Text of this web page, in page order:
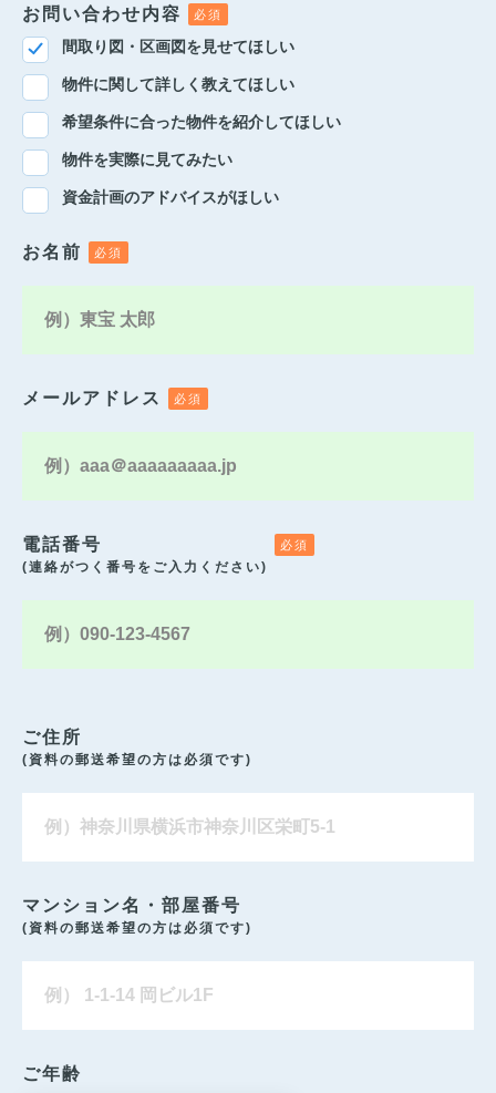
お問い合わせ内容
間取り図・区画図を見せてほしい
物件に関して詳しく教えてほしい
希望条件に合った物件を紹介してほしい
物件を実際に見てみたい
資金計画のアドバイスがほしい
お名前
メールアドレス
電話番号
(連絡がつく番号をご入力ください)
ご住所
(資料の郵送希望の方は必須です)
マンション名・部屋番号
(資料の郵送希望の方は必須です)
ご年齢